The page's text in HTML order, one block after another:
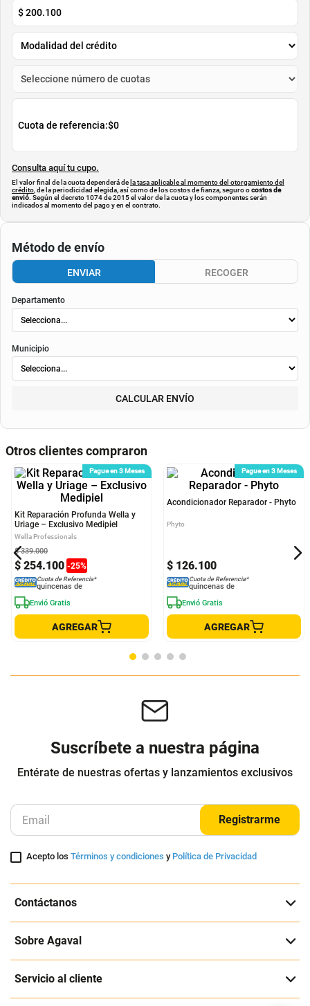
L'Oréal Professionnel
$ 122 . 500
quincenas de
Envió Gratis
AGREGAR
quincenas de
AGREGAR
$200.100
Cuota de referencia:
Consulta aquí tu cupo.
crédito , de la periodicidad elegida, así como de los costos de fianza, seguro o
envió. Según el decreto 1074 de 2015 el valor de la cuota y los componentes serán
indicados al momento del pago y en el contrato.
ENVIAR RECOGER
Departamento
Otros clientes compraron
Pague en 3 Meses
Kit Reparación Profunda Wella y
Wella Professionals
$ 254.100 -25%
Cuota de Referencia*
quincenas de
Pague en 3 Meses
Acondicionador Reparador - Phyto
Phyto
$ 126.100
Cuota de Referencia*
quincenas de
Suscríbete a nuestra página